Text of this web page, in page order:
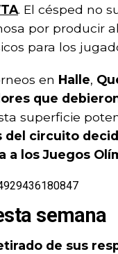
. El césped no
por producir
para los
en Halle,
que
superficie
del circuito
a los Juegos
semana
de sus